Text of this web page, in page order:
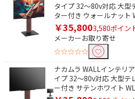
タイプ 32～80v対応 大型
ター付き ウォールナット
￥35,8003,580ポイン
メーカーお取り寄せ
☆☆☆☆☆
ナカムラ WALLインテリ
イプ 32～80v対応 大型テ
ー付き サテンホワイト